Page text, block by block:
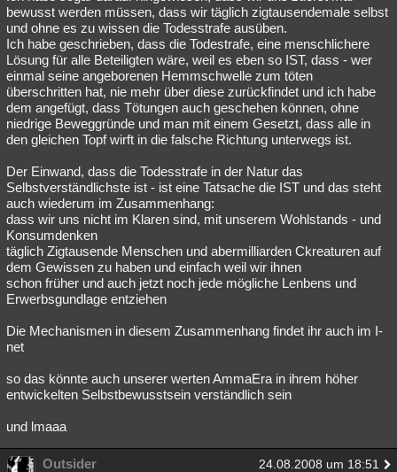
bewusst werden müssen, dass wir täglich zigtausendemale selbst
und ohne es zu wissen die Todesstrafe ausüben.
Ich habe geschrieben, dass die Todestrafe, eine menschlichere
Lösung für alle Beteiligten wäre, weil es eben so IST, dass - wer
einmal seine angeborenen Hemmschwelle zum töten
überschritten hat, nie mehr über diese zurückfindet und ich habe
dem angefügt, dass Tötungen auch geschehen können, ohne
niedrige Beweggründe und man mit einem Gesetzt, dass alle in
den gleichen Topf wirft in die falsche Richtung unterwegs ist.
Der Einwand, dass die Todesstrafe in der Natur das
Selbstverständlichste ist - ist eine Tatsache die IST und das steht
auch wiederum im Zusammenhang:
dass wir uns nicht im Klaren sind, mit unserem Wohlstands - und
Konsumdenken
täglich Zigtausende Menschen und abermilliarden Ckreaturen auf
dem Gewissen zu haben und einfach weil wir ihnen
schon früher und auch jetzt noch jede mögliche Lenbens und
Erwerbsgundlage entziehen
Die Mechanismen in diesem Zusammenhang findet ihr auch im I-
net
so das könnte auch unserer werten AmmaEra in ihrem höher
entwickelten Selbstbewusstsein verständlich sein
und lmaaa
Outsider 24.08.2008 um 18:51